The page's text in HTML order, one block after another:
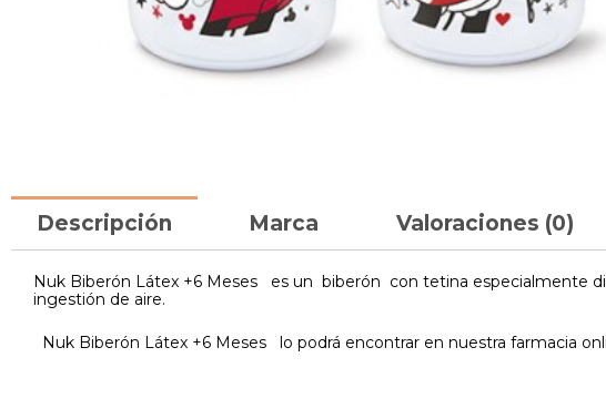
Descripción Marca Valoraciones (0)
Nuk Biberón Látex +6 Meses es un biberón con tetina especialmente
ingestión de aire.
Nuk Biberón Látex +6 Meses lo podrá encontrar en nuestra farmacia